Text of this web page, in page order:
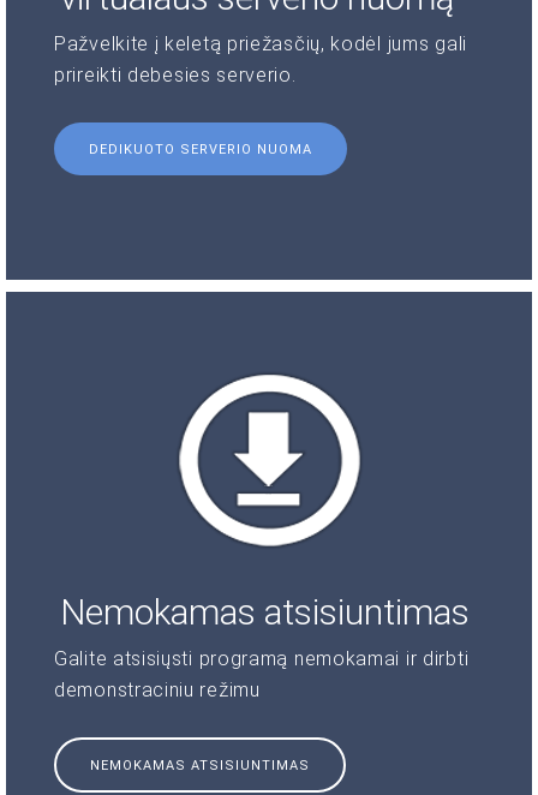
Pažvelkite į keletą priežasčių, kodėl jums gali
prireikti debesies serverio.
DEDIKUOTO SERVERIO NUOMA
Nemokamas atsisiuntimas
Galite atsisiųsti programą nemokamai ir dirbti
demonstraciniu režimu
NEMOKAMAS ATSISIUNTIMAS